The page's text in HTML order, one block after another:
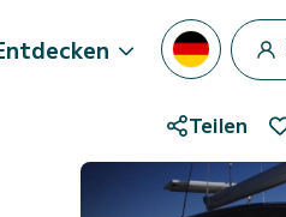
Teilen